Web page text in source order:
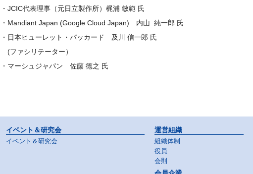
・JCIC代表理事（元日立製作所）梶浦 敏範 氏
・Mandiant Japan (Google Cloud Japan) 内山 純一郎 氏
・日本ヒューレット・パッカード 及川 信一郎 氏
(ファシリテーター）
・マーシュジャパン 佐藤 徳之 氏
イベント＆研究会
イベント＆研究会
運営組織
組織体制
役員
会則